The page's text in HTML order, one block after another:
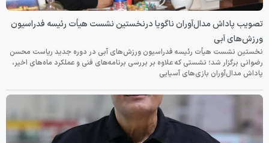
تصویب پاداش مدال‌آوران ناگویا درنخستین نشست هیأت رئیسه فدراسیون
ورزش‌های آبی
نخستین نشست هیأت رئیسه فدراسیون ورزش‌های آبی در دوره جدید ریاست محسن
رضوانی برگزار شد؛ نشستی که علاوه بر بررسی برنامه‌های فنی و عملکرد ماه‌های اخیر،
پاداش مدال‌آوران بازی‌های آسیایی